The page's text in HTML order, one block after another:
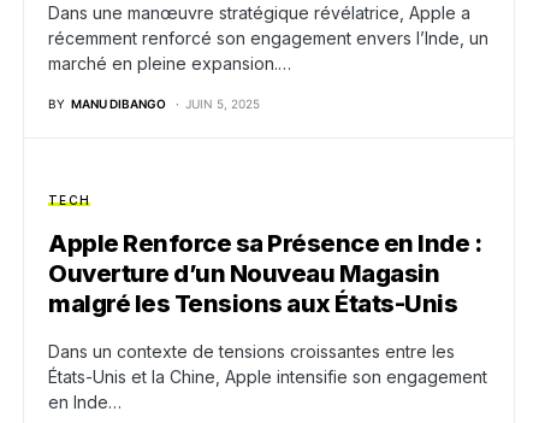
Dans une manœuvre stratégique révélatrice, Apple a
récemment renforcé son engagement envers l’Inde, un
marché en pleine expansion.…
BY MANU DIBANGO JUIN 5, 2025
TECH
Apple Renforce sa Présence en Inde :
Ouverture d’un Nouveau Magasin
malgré les Tensions aux États-Unis
Dans un contexte de tensions croissantes entre les
États-Unis et la Chine, Apple intensifie son engagement
en Inde…